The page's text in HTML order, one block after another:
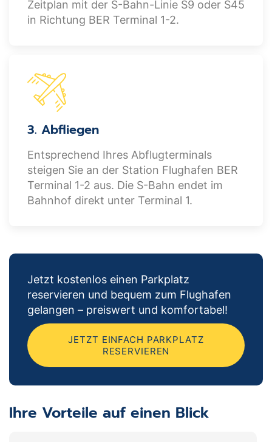
Zeitplan mit der S-Bahn-Linie S9 oder S45
in Richtung BER Terminal 1-2.
3. Abfliegen
Entsprechend Ihres Abflugterminals
steigen Sie an der Station Flughafen BER
Terminal 1-2 aus. Die S-Bahn endet im
Bahnhof direkt unter Terminal 1.
Jetzt kostenlos einen Parkplatz
reservieren und bequem zum Flughafen
gelangen – preiswert und komfortabel!
JETZT EINFACH PARKPLATZ
RESERVIEREN
Ihre Vorteile auf einen Blick